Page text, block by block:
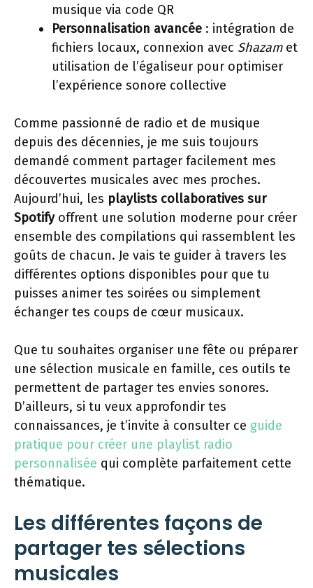
musique via code QR
Personnalisation avancée : intégration de
fichiers locaux, connexion avec Shazamet
utilisation de l’égaliseur pour optimiser
l’expérience sonore collective
Comme passionné de radio et de musique
depuis des décennies, je me suis toujours
demandé comment partager facilement mes
découvertes musicales avec mes proches.
Aujourd’hui, les playlists collaboratives sur
Spotifyoffrent une solution moderne pour créer
ensemble des compilations qui rassemblent les
goûts de chacun. Je vais te guider à travers les
différentes options disponibles pour que tu
puisses animer tes soirées ou simplement
échanger tes coups de cœur musicaux.
Que tu souhaites organiser une fête ou préparer
une sélection musicale en famille, ces outils te
permettent de partager tes envies sonores.
D’ailleurs, si tu veux approfondir tes
connaissances, je t’invite à consulter ce guide
pratique pour créer une playlist radio
personnalisée qui complète parfaitement cette
thématique.
Les différentes façons de
partager tes sélections
musicales